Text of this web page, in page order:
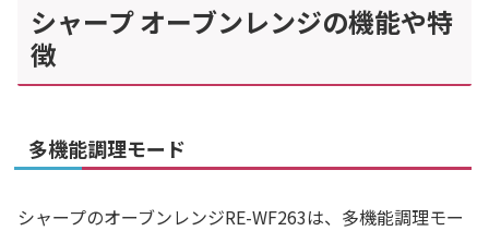
シャープ オーブンレンジの機能や特
徴
多機能調理モード
シャープのオーブンレンジRE-WF263は、多機能調理モー